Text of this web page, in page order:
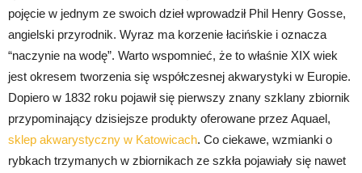
pojęcie w jednym ze swoich dzieł wprowadził Phil Henry Gosse,
angielski przyrodnik. Wyraz ma korzenie łacińskie i oznacza
“naczynie na wodę”. Warto wspomnieć, że to właśnie XIX wiek
jest okresem tworzenia się współczesnej akwarystyki w Europie.
Dopiero w 1832 roku pojawił się pierwszy znany szklany zbiornik
przypominający dzisiejsze produkty oferowane przez Aquael,
sklep akwarystyczny w Katowicach. Co ciekawe, wzmianki o
rybkach trzymanych w zbiornikach ze szkła pojawiały się nawet